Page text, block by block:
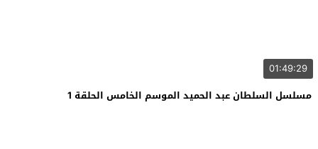
01:49:29
مسلسل السلطان عبد الحميد الموسم الخامس الحلقة 1